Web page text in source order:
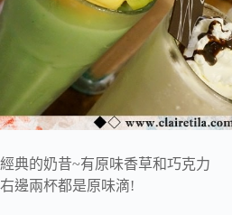
經典的奶昔~有原味香草和巧克力
右邊兩杯都是原味滴!